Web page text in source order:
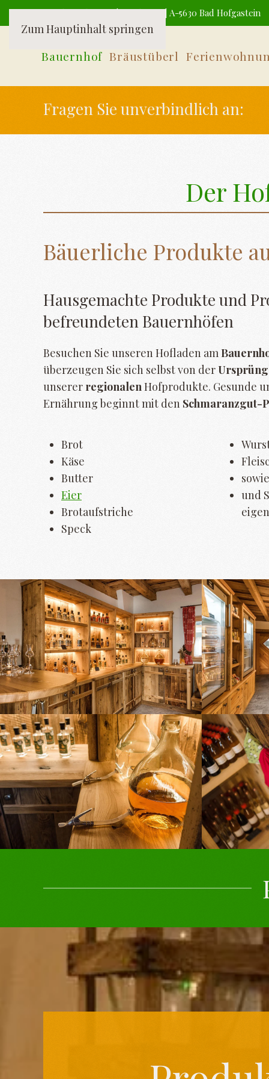
Zum Hauptinhalt springen
Familie Viehauser | Wieden 52 | A-5630 Bad Hofgastein
Bauernhof Bräustüberl
Fragen Sie unverbindlich an:
Der
Bäuerliche Produkte
Hausgemachte Produkte und
befreundeten Bauernhöfen
Besuchen Sie unseren Hofladen am
überzeugen Sie sich selbst von der
unserer regionalenHofprodukte. Gesunde
Ernährung beginnt mit den Schmaranzgut-
Brot
Käse
Butter
Eier
Brotaufstriche
Speck
und